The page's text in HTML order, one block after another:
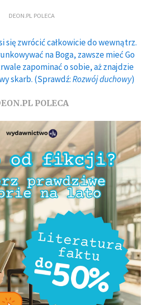
DEON.PL POLECA
się zwrócić całkowicie do wewnątrz.
na Boga, zawsze mieć Go
zapominać o sobie, aż znajdzie
skarb. (Sprawdź:Rozwój duchowy)
POLECA